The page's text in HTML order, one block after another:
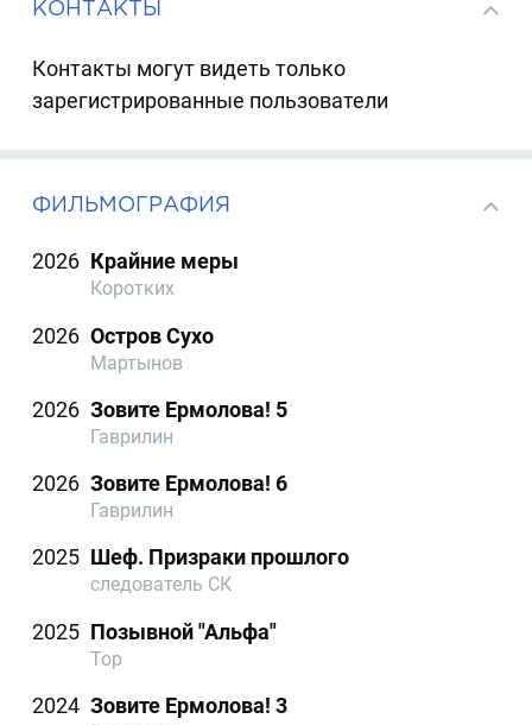
КОНТАКТЫ
Контакты могут видеть только
зарегистрированные пользователи
ФИЛЬМОГРАФИЯ
2026 Крайние меры
Коротких
2026 Остров Сухо
Мартынов
2026 Зовите Ермолова! 5
Гаврилин
2026 Зовите Ермолова! 6
Гаврилин
2025 Шеф. Призраки прошлого
следователь СК
2025 Позывной "Альфа"
Тор
2024 Зовите Ермолова! 3